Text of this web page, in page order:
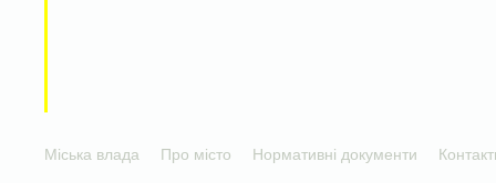
Міська влада Про місто Нормативні документи